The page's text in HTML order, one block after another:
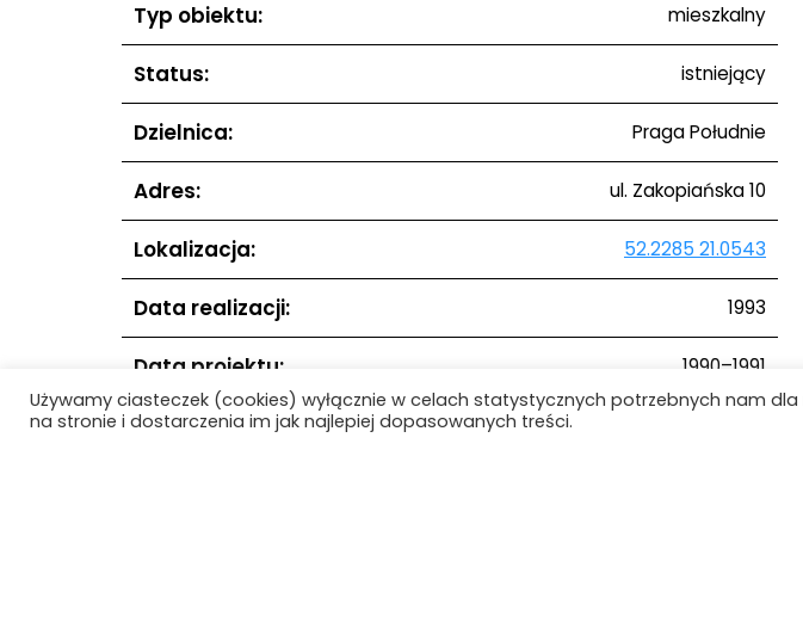
Typ obiektu: mieszkalny
Status: istniejący
Dzielnica: Praga Południe
Adres: ul. Zakopiańska 10
Lokalizacja: 52.2285 21.0543
Data realizacji: 1993
Data projektu: 1990–1991
Używamy ciasteczek (cookies) wyłącznie w celach statystycznych potrzebnych nam
na stronie i dostarczenia im jak najlepiej dopasowanych treści.